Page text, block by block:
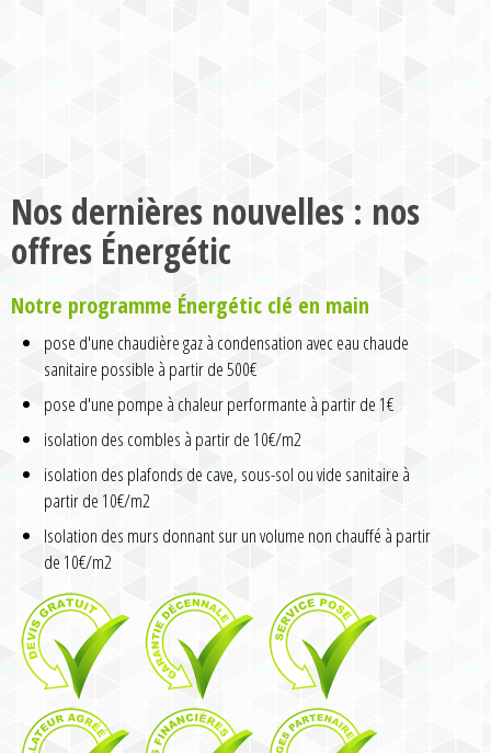
Nos dernières nouvelles : nos
offres Énergétic
Notre programme Énergétic clé en main
pose d'une chaudière gaz à condensation avec eau chaude
sanitaire possible à partir de 500€
pose d'une pompe à chaleur performante à partir de 1€
isolation des combles à partir de 10€/m2
isolation des plafonds de cave, sous-sol ou vide sanitaire à
partir de 10€/m2
Isolation des murs donnant sur un volume non chauffé à partir
de 10€/m2